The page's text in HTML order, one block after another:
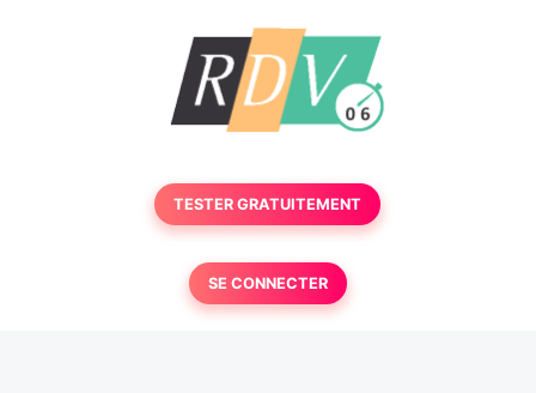
TESTER GRATUITEMENT
SE CONNECTER